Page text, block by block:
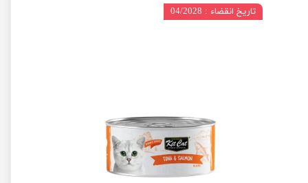
تاریخ انقضاء : 04/2028